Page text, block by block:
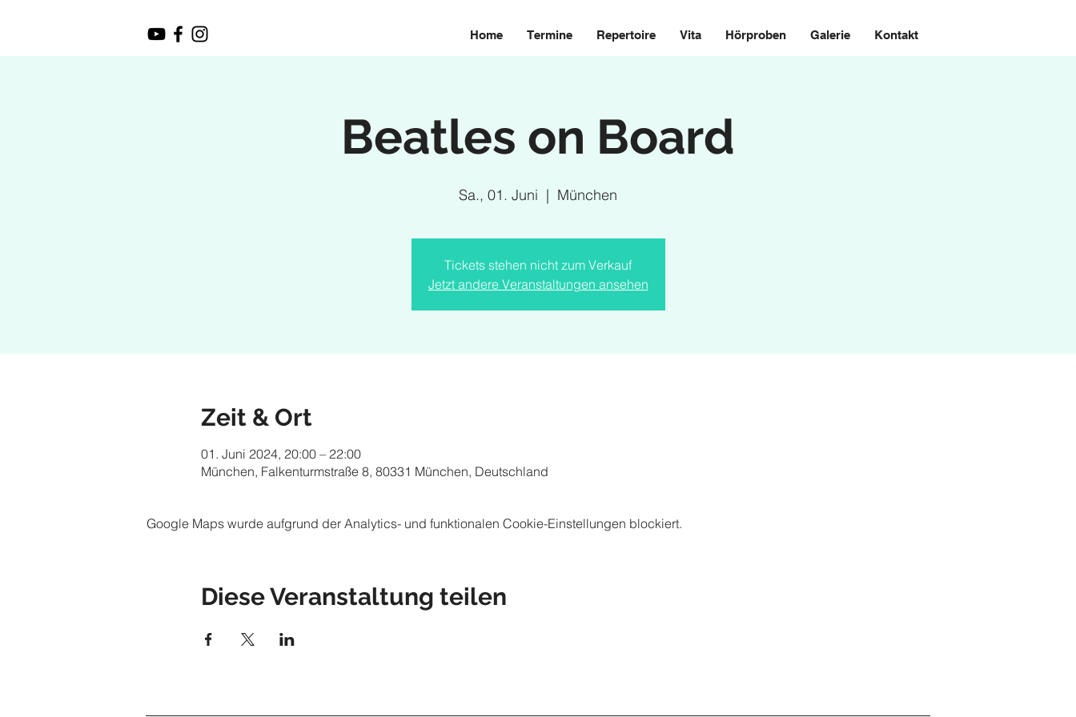
Home Termine Repertoire Vita Hörproben Galerie Kontakt
Beatles on Board
Sa., 01. Juni
  |
München
Tickets stehen nicht zum Verkauf
Jetzt andere Veranstaltungen ansehen
Zeit & Ort
01. Juni 2024, 20:00 – 22:00
München, Falkenturmstraße 8, 80331 München, Deutschland
Google Maps wurde aufgrund der Analytics- und funktionalen Cookie-Einstellungen blockiert.
Diese Veranstaltung teilen